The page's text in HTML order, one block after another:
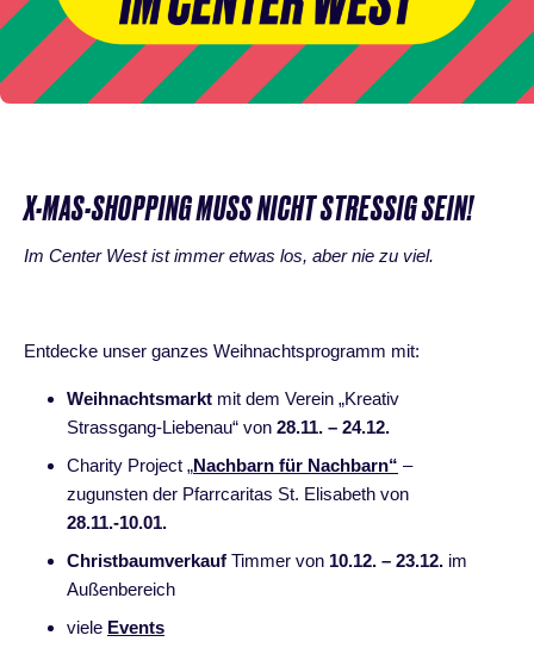
X-MAS-SHOPPING MUSS NICHT STRESSIG SEIN!
Im Center West ist immer etwas los, aber nie zu viel.
Entdecke unser ganzes Weihnachtsprogramm mit:
Weihnachtsmarkt mit dem Verein „Kreativ
Strassgang-Liebenau“ von 28.11. – 24.12.
Charity Project „Nachbarn für Nachbarn“ –
zugunsten der Pfarrcaritas St. Elisabeth von
28.11.-10.01.
Christbaumverkauf Timmer von 10.12. – 23.12. im
Außenbereich
viele Events